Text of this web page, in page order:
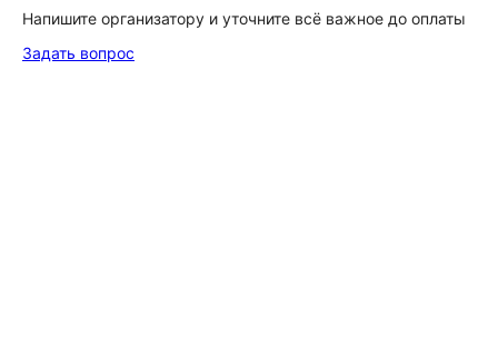
Напишите организатору и уточните всё важное до оплаты
Задать вопрос